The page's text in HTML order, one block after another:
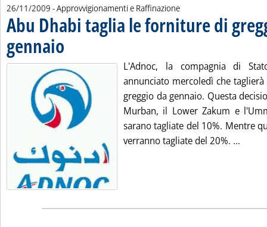
26/11/2009 - Approvvigionamenti e Raffinazione
Abu Dhabi taglia le forniture di
gennaio . Pubblicata giovedì 26 novembre 2009 alle 12.36.
L'Adnoc, la compagnia di
annunciato mercoledì che
greggio da gennaio. Questa
Murban, il Lower Zakum e
sarano tagliate del 10%. Mentre
verranno tagliate del 20%. ...